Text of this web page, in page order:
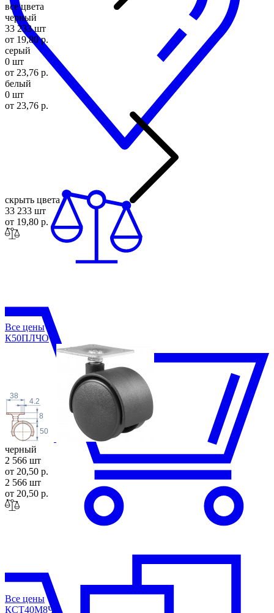
все цвета
черный
33 233 шт
от 19,80 р.
серый
0 шт
от 23,76 р.
белый
0 шт
от 23,76 р.
скрыть цвета
33 233 шт
от 19,80 р.
Все цены
К50ПЛЧО
8
38
4.2
50
черный
2 566 шт
от 20,50 р.
2 566 шт
от 20,50 р.
Все цены
КСТ40М8ЧО